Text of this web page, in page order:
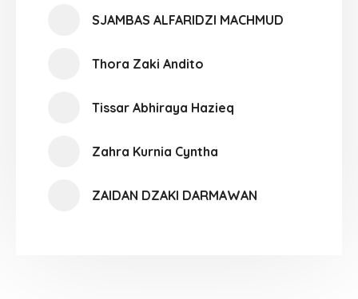
SJAMBAS ALFARIDZI MACHMUD
Thora Zaki Andito
Tissar Abhiraya Hazieq
Zahra Kurnia Cyntha
ZAIDAN DZAKI DARMAWAN